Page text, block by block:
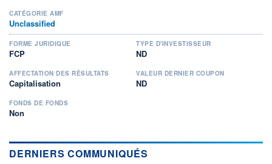
CATÉGORIE AMF
Unclassified
FORME JURIDIQUE
FCP
TYPE D'INVESTISSEUR
ND
AFFECTATION DES RÉSULTATS
Capitalisation
VALEUR DERNIER COUPON
ND
FONDS DE FONDS
Non
DERNIERS COMMUNIQUÉS